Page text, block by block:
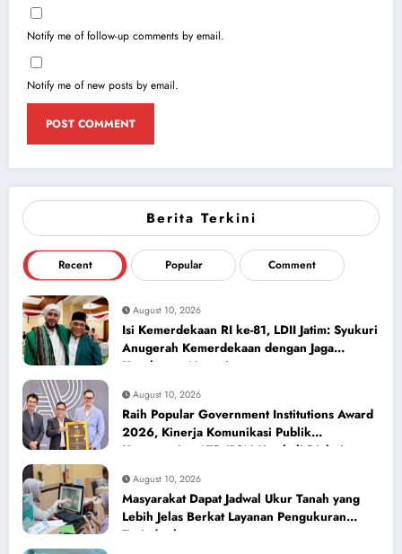
Berita Terkini
Recent Popular Comment
August 10, 2026
Isi Kemerdekaan RI ke-81, LDII Jatim: Syukuri
Anugerah Kemerdekaan dengan Jaga
Kerukunan Negeri
August 10, 2026
Raih Popular Government Institutions Award
2026, Kinerja Komunikasi Publik
Kementerian ATR/BPN Kembali Diakui
August 10, 2026
Masyarakat Dapat Jadwal Ukur Tanah yang
Lebih Jelas Berkat Layanan Pengukuran
Terjadwal
Notify me of follow-up comments by email.
Notify me of new posts by email.